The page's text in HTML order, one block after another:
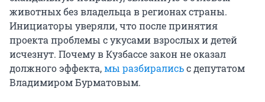
животных без владельца в регионах страны.
Инициаторы уверяли, что после принятия
проекта проблемы с укусами взрослых и детей
исчезнут. Почему в Кузбассе закон не оказал
должного эффекта,мы разбиралисьс депутатом
Владимиром Бурматовым.